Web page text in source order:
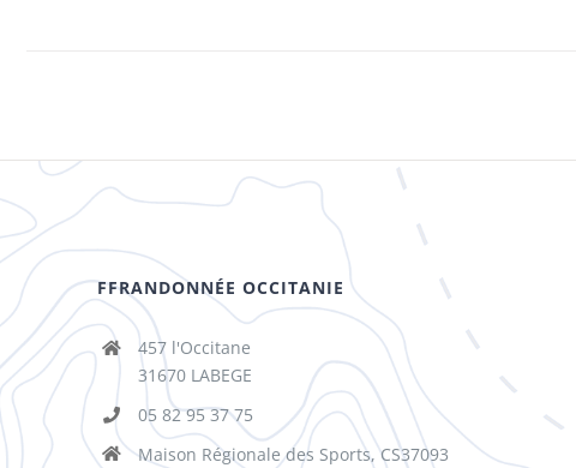
FFRANDONNÉE OCCITANIE
457 l'Occitane
31670 LABEGE
05 82 95 37 75
Maison Régionale des Sports, CS37093